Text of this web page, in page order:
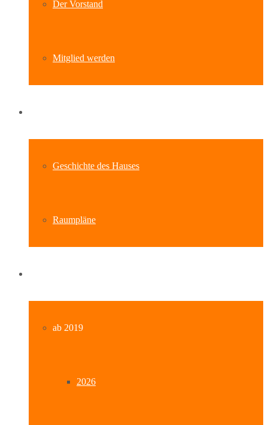
Der Vorstand
Mitglied werden
Geschichte des Hauses
Raumpläne
ab 2019
2026